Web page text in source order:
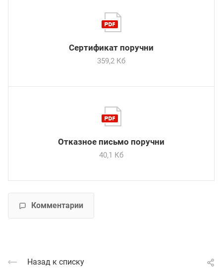
Сертификат поручни
359,2 Кб
Отказное письмо поручни
40,1 Кб
Комментарии
Назад к списку